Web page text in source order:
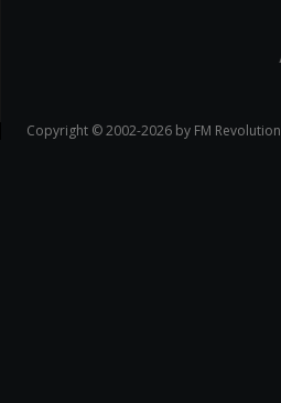
Copyright © 2002-2026 by FM Revolution